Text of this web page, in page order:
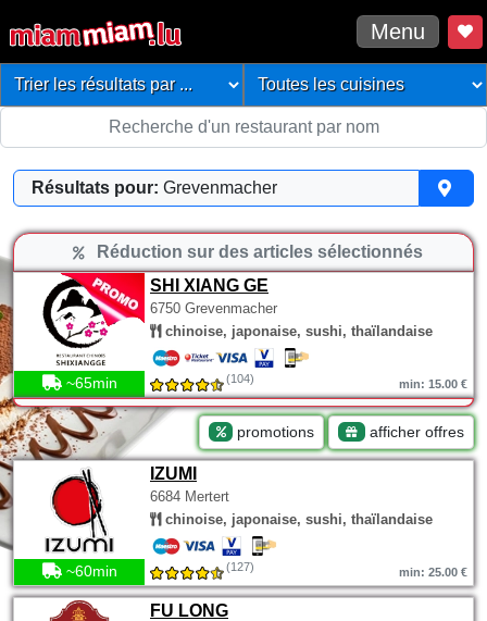
Menu
Résultats pour: Grevenmacher
Réduction sur des articles sélectionnés
SHI XIANG GE
6750 Grevenmacher
chinoise, japonaise, sushi, thaïlandaise
~65min (104) min: 15.00 €
promotions afficher offres
IZUMI
6684 Mertert
chinoise, japonaise, sushi, thaïlandaise
~60min (127) min: 25.00 €
FU LONG